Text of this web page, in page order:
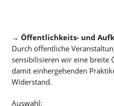
→ Öffentlichkeits- und
Durch öffentliche
sensibilisieren wir eine breite
damit einhergehenden
Widerstand.
Auswahl: